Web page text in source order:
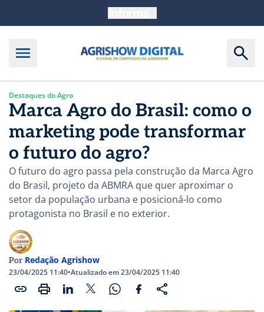
Destaques do Agro
Marca Agro do Brasil: como o
marketing pode transformar
o futuro do agro?
O futuro do agro passa pela construção da Marca Agro
do Brasil, projeto da ABMRA que quer aproximar o
setor da população urbana e posicioná-lo como
protagonista no Brasil e no exterior.
Por Redação Agrishow
23/04/2025 11:40•Atualizado em 23/04/2025 11:40